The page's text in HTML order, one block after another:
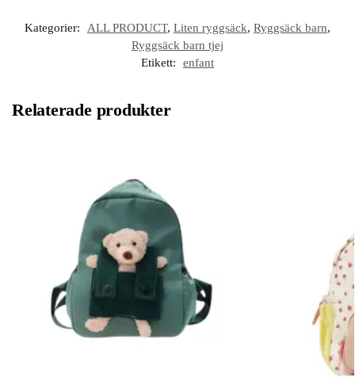
Kategorier: ALL PRODUCT, Liten ryggsäck, Ryggsäck barn,
Ryggsäck barn tjej
Etikett:
enfant
Relaterade produkter